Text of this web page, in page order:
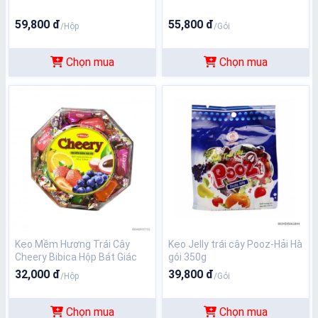
59,800 đ/Hộp
Chọn mua
55,800 đ/Gói
Chọn mua
Kẹo Mềm Hương Trái Cây
Cheery Bibica Hộp Bát Giác
150g
32,000 đ/Hộp
Chọn mua
Kẹo Jelly trái cây Pooz-Hải Hà
gói 350g
39,800 đ/Gói
Chọn mua